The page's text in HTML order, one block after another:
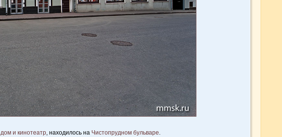
дом и кинотеатр, находилось на Чистопрудном бульваре.